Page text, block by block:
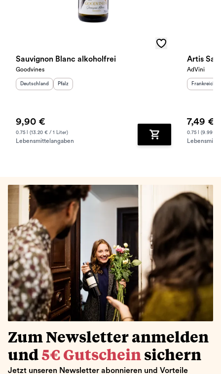
Sauvignon Blanc alkoholfrei
Goodvines
Herkunftsland
Deutschland Herkunftsregion
Pfalz
9,90 €
0.75 l (13.20 € / 1 Liter)
Lebensmittelangaben Zum Warenkorb
Artis
AdVini
Frankreich
7,49 €
0.75 l (9.99 € /
Zum Newsletter anmelden
und 5€ Gutschein sichern
Jetzt unseren Newsletter abonnieren und Vorteile